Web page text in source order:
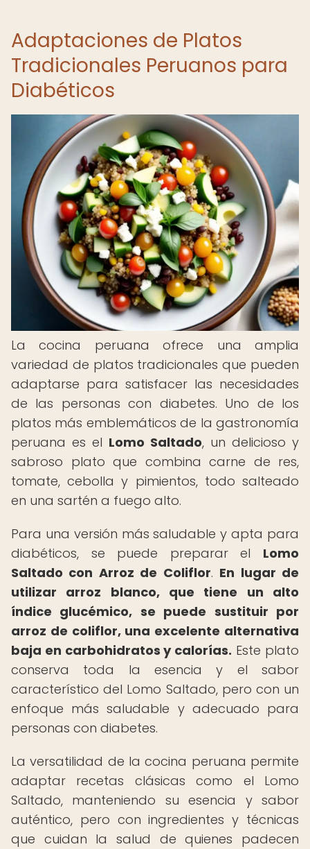
Adaptaciones de Platos
Tradicionales Peruanos para
Diabéticos
La cocina peruana ofrece una amplia
variedad de platos tradicionales que pueden
adaptarse para satisfacer las necesidades
de las personas con diabetes. Uno de los
platos más emblemáticos de la gastronomía
peruana es el Lomo Saltado, un delicioso y
sabroso plato que combina carne de res,
tomate, cebolla y pimientos, todo salteado
en una sartén a fuego alto.
Para una versión más saludable y apta para
diabéticos, se puede preparar el Lomo
Saltado con Arroz de Coliflor. En lugar de
utilizar arroz blanco, que tiene un alto
índice glucémico, se puede sustituir por
arroz de coliflor, una excelente alternativa
baja en carbohidratos y calorías. Este plato
conserva toda la esencia y el sabor
característico del Lomo Saltado, pero con un
enfoque más saludable y adecuado para
personas con diabetes.
La versatilidad de la cocina peruana permite
adaptar recetas clásicas como el Lomo
Saltado, manteniendo su esencia y sabor
auténtico, pero con ingredientes y técnicas
que cuidan la salud de quienes padecen